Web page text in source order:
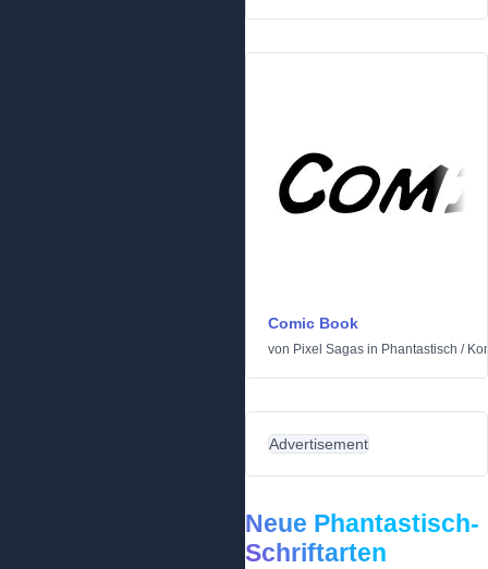
Comic Book
von Pixel Sagas in Phantastisch /
Advertisement
Neue Phantastisch-
Schriftarten